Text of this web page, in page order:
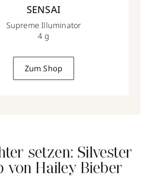
SENSAI
Supreme Illuminator
4 g
Zum Shop
setzen: Silvester
von Hailey Bieber